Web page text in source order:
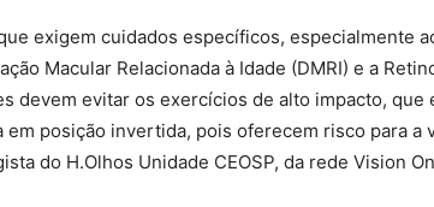
exigem cuidados específicos, especialmente
Macular Relacionada à Idade (DMRI) e a
devem evitar os exercícios de alto impacto, que
posição invertida, pois oferecem risco para a
do H.Olhos Unidade CEOSP, da rede Vision